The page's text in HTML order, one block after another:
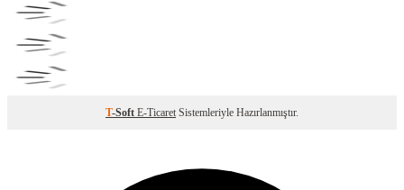
T-Soft E-Ticaret Sistemleriyle Hazırlanmıştır.